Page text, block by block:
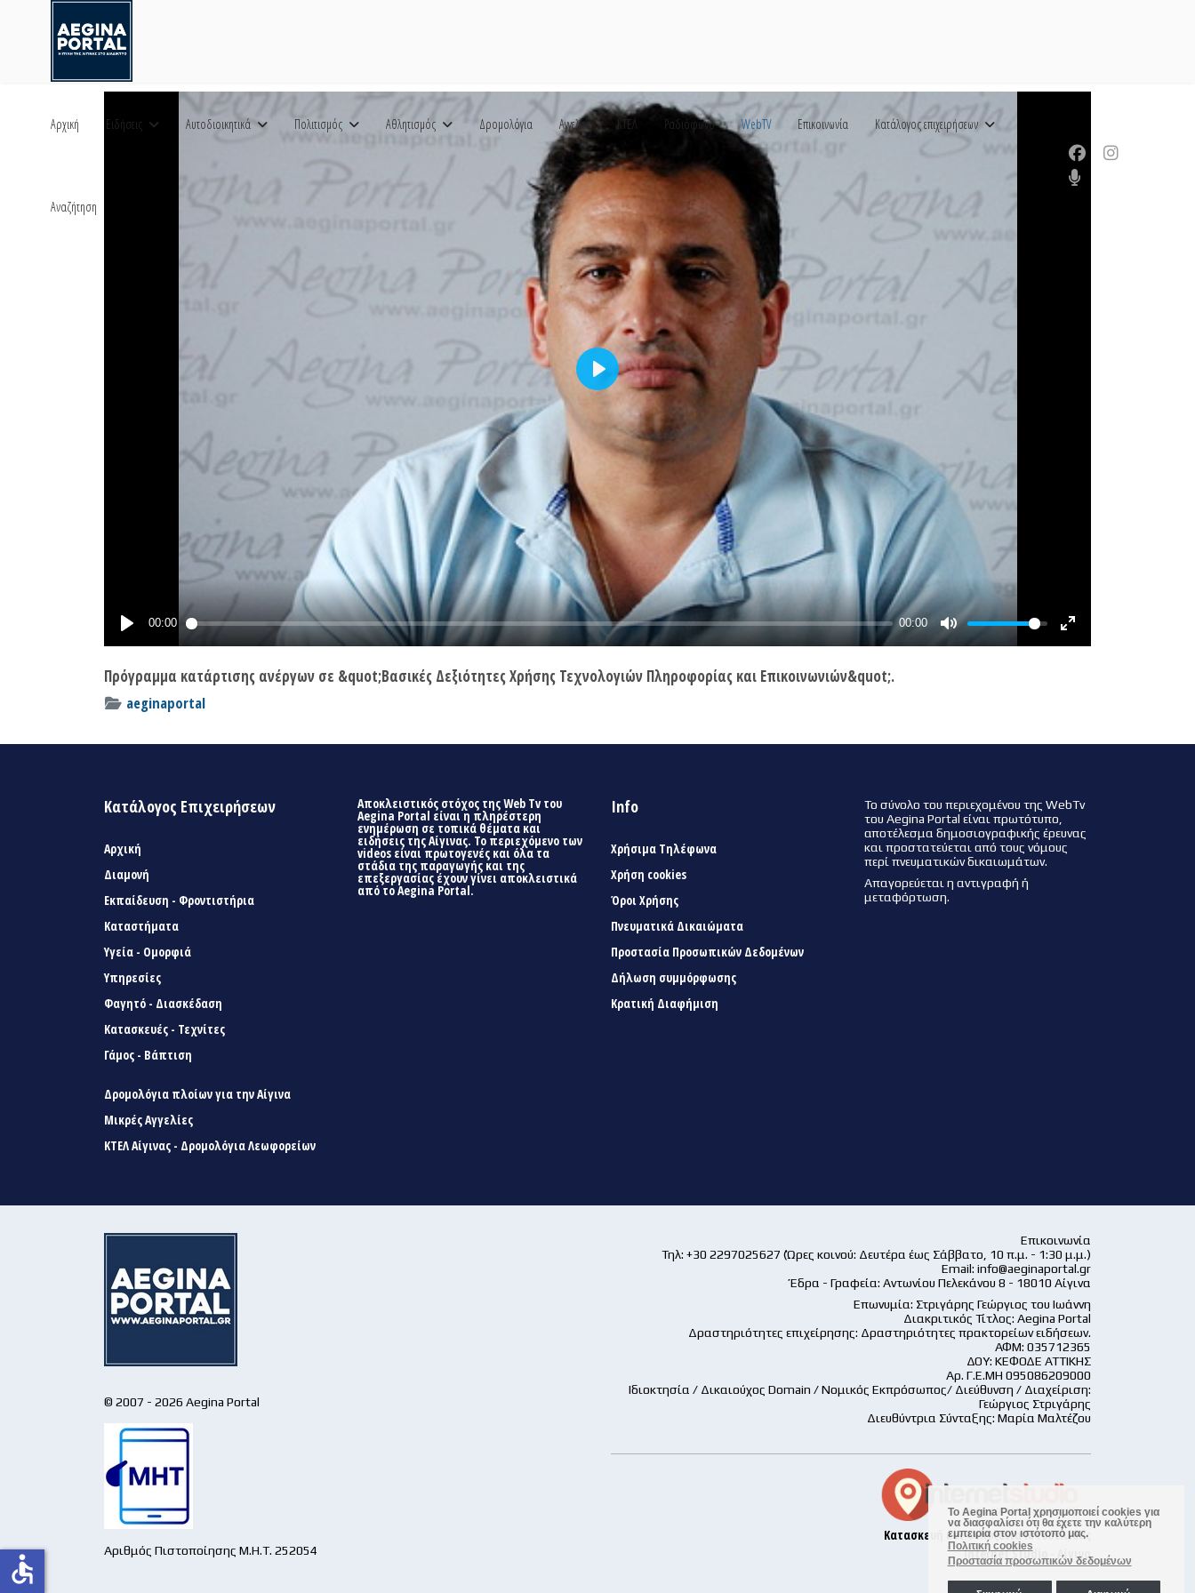
Το Aegina Portal χρησιμοποιεί cookies για
να διασφαλίσει ότι θα έχετε την καλύτερη
εμπειρία στον ιστότοπό μας.
Πολιτική cookies
Προστασία προσωπικών δεδομένων
Αρχική Ειδήσεις Αυτοδιοικητικά Πολιτισμός Αθλητισμός Δρομολόγια Αγγελίες ΚΤΕΛ Ραδιόφωνο WebTV Επικοινωνία Κατάλογος επιχειρήσεων
Αναζήτηση
Πρόγραμμα κατάρτισης ανέργων σε &quot;Βασικές Δεξιότητες Χρήσης Τεχνολογιών Πληροφορίας και Επικοινωνιών&quot;.
aeginaportal
Κατάλογος Επιχειρήσεων
Αρχική
Διαμονή
Εκπαίδευση - Φροντιστήρια
Καταστήματα
Υγεία - Ομορφιά
Υπηρεσίες
Φαγητό - Διασκέδαση
Κατασκευές - Τεχνίτες
Γάμος - Βάπτιση
Δρομολόγια πλοίων για την Αίγινα
Μικρές Αγγελίες
ΚΤΕΛ Αίγινας - Δρομολόγια Λεωφορείων
Αποκλειστικός στόχος της Web Tv του
Aegina Portal είναι η πληρέστερη
ενημέρωση σε τοπικά θέματα και
ειδήσεις της Αίγινας. Το περιεχόμενο των
videos είναι πρωτογενές και όλα τα
στάδια της παραγωγής και της
επεξεργασίας έχουν γίνει αποκλειστικά
από το Aegina Portal.
Info
Χρήσιμα Τηλέφωνα
Χρήση cookies
Όροι Χρήσης
Πνευματικά Δικαιώματα
Προστασία Προσωπικών Δεδομένων
Δήλωση συμμόρφωσης
Κρατική Διαφήμιση
Το σύνολο του περιεχομένου της WebTv
του Aegina Portal είναι πρωτότυπο,
αποτέλεσμα δημοσιογραφικής έρευνας
και προστατεύεται από τους νόμους
περί πνευματικών δικαιωμάτων.
Απαγορεύεται η αντιγραφή ή
μεταφόρτωση.
© 2007 - 2026 Aegina Portal
Αριθμός Πιστοποίησης Μ.Η.Τ. 252054
Επικοινωνία
Τηλ: +30 2297025627 (Ώρες κοινού: Δευτέρα έως Σάββατο, 10 π.μ. - 1:30 μ.μ.)
Email: info@aeginaportal.gr
Έδρα - Γραφεία: Αντωνίου Πελεκάνου 8 - 18010 Αίγινα
Επωνυμία: Στριγάρης Γεώργιος του Ιωάννη
Διακριτικός Τίτλος: Aegina Portal
Δραστηριότητες επιχείρησης: Δραστηριότητες πρακτορείων ειδήσεων.
ΑΦΜ: 035712365
ΔΟΥ: ΚΕΦΟΔΕ ΑΤΤΙΚΗΣ
Αρ. Γ.Ε.ΜΗ 095086209000
Ιδιοκτησία / Δικαιούχος Domain / Νομικός Εκπρόσωπος/ Διεύθυνση / Διαχείριση:
Γεώργιος Στριγάρης
Διευθύντρια Σύνταξης: Μαρία Μαλτέζου
Κατασκευή και Φιλοξενία Ιστοσελίδας
Internet Studio - Αίγινα
accessible